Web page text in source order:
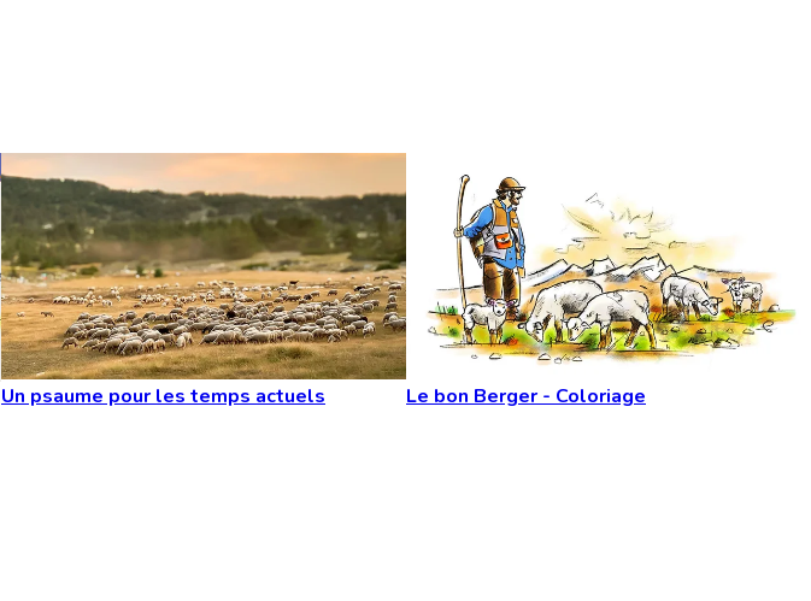
Un psaume pour les temps actuels Le bon Berger - Coloriage